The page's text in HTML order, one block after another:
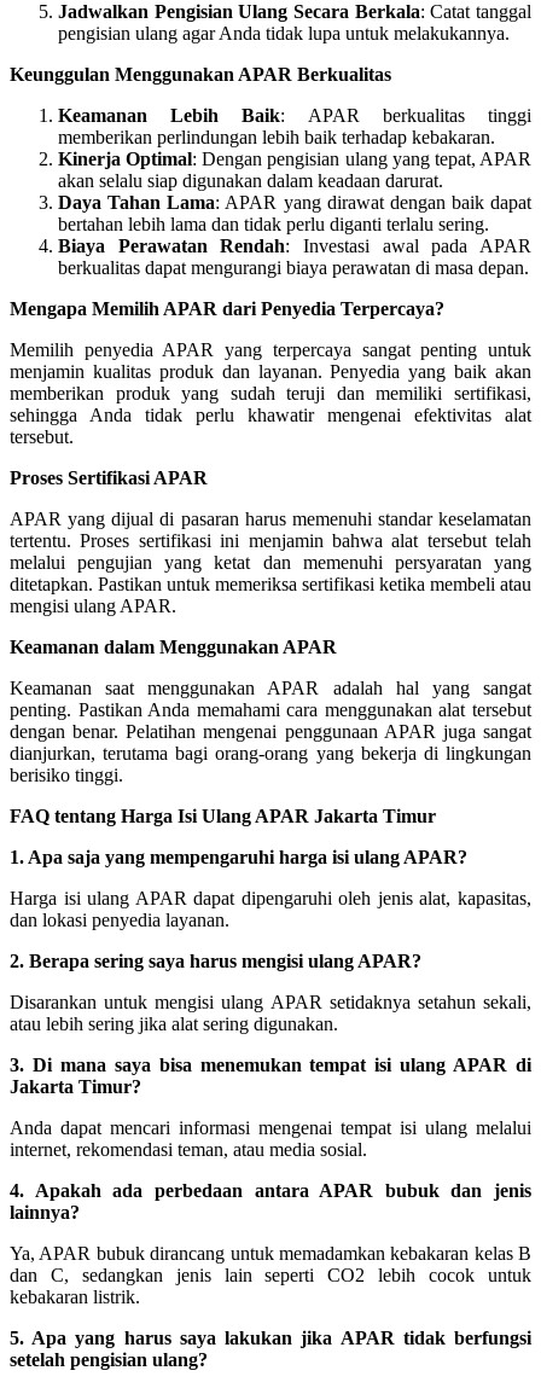
Jadwalkan Pengisian Ulang Secara Berkala: Catat tanggal
pengisian ulang agar Anda tidak lupa untuk melakukannya.
Keunggulan Menggunakan APAR Berkualitas
Keamanan Lebih Baik: APAR berkualitas tinggi
memberikan perlindungan lebih baik terhadap kebakaran.
Kinerja Optimal: Dengan pengisian ulang yang tepat, APAR
akan selalu siap digunakan dalam keadaan darurat.
Daya Tahan Lama: APAR yang dirawat dengan baik dapat
bertahan lebih lama dan tidak perlu diganti terlalu sering.
Biaya Perawatan Rendah: Investasi awal pada APAR
berkualitas dapat mengurangi biaya perawatan di masa depan.
Mengapa Memilih APAR dari Penyedia Terpercaya?
Memilih penyedia APAR yang terpercaya sangat penting untuk
menjamin kualitas produk dan layanan. Penyedia yang baik akan
memberikan produk yang sudah teruji dan memiliki sertifikasi,
sehingga Anda tidak perlu khawatir mengenai efektivitas alat
tersebut.
Proses Sertifikasi APAR
APAR yang dijual di pasaran harus memenuhi standar keselamatan
tertentu. Proses sertifikasi ini menjamin bahwa alat tersebut telah
melalui pengujian yang ketat dan memenuhi persyaratan yang
ditetapkan. Pastikan untuk memeriksa sertifikasi ketika membeli atau
mengisi ulang APAR.
Keamanan dalam Menggunakan APAR
Keamanan saat menggunakan APAR adalah hal yang sangat
penting. Pastikan Anda memahami cara menggunakan alat tersebut
dengan benar. Pelatihan mengenai penggunaan APAR juga sangat
dianjurkan, terutama bagi orang-orang yang bekerja di lingkungan
berisiko tinggi.
FAQ tentang Harga Isi Ulang APAR Jakarta Timur
1. Apa saja yang mempengaruhi harga isi ulang APAR?
Harga isi ulang APAR dapat dipengaruhi oleh jenis alat, kapasitas,
dan lokasi penyedia layanan.
2. Berapa sering saya harus mengisi ulang APAR?
Disarankan untuk mengisi ulang APAR setidaknya setahun sekali,
atau lebih sering jika alat sering digunakan.
3. Di mana saya bisa menemukan tempat isi ulang APAR di
Jakarta Timur?
Anda dapat mencari informasi mengenai tempat isi ulang melalui
internet, rekomendasi teman, atau media sosial.
4. Apakah ada perbedaan antara APAR bubuk dan jenis
lainnya?
Ya, APAR bubuk dirancang untuk memadamkan kebakaran kelas B
dan C, sedangkan jenis lain seperti CO2 lebih cocok untuk
kebakaran listrik.
5. Apa yang harus saya lakukan jika APAR tidak berfungsi
setelah pengisian ulang?